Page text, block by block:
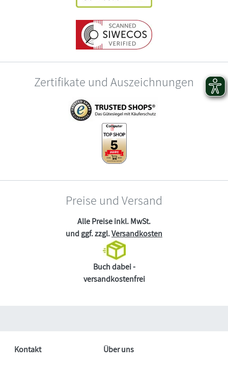
Zertifikate und Auszeichnungen
Preise und Versand
Alle Preise inkl. MwSt.
und ggf. zzgl.Versandkosten
Buch dabei -
versandkostenfrei
Kontakt
Über uns